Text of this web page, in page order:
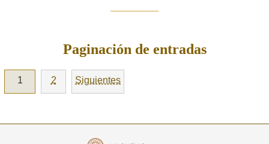
Paginación de entradas
1 2 Siguientes